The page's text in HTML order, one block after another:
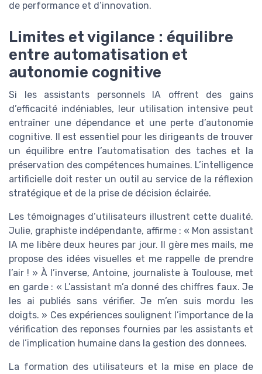
de performance et d’innovation.
Limites et vigilance : équilibre
entre automatisation et
autonomie cognitive
Si les assistants personnels IA offrent des gains
d’efficacité indéniables, leur utilisation intensive peut
entraîner une dépendance et une perte d’autonomie
cognitive. Il est essentiel pour les dirigeants de trouver
un équilibre entre l’automatisation des taches et la
préservation des compétences humaines. L’intelligence
artificielle doit rester un outil au service de la réflexion
stratégique et de la prise de décision éclairée.
Les témoignages d’utilisateurs illustrent cette dualité.
Julie, graphiste indépendante, affirme : « Mon assistant
IA me libère deux heures par jour. Il gère mes mails, me
propose des idées visuelles et me rappelle de prendre
l’air ! » À l’inverse, Antoine, journaliste à Toulouse, met
en garde : « L’assistant m’a donné des chiffres faux. Je
les ai publiés sans vérifier. Je m’en suis mordu les
doigts. » Ces expériences soulignent l’importance de la
vérification des reponses fournies par les assistants et
de l’implication humaine dans la gestion des donnees.
La formation des utilisateurs et la mise en place de